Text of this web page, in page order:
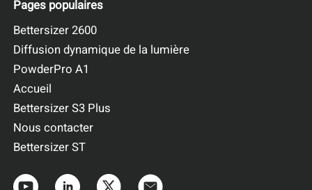
Pages populaires
Bettersizer 2600
Diffusion dynamique de la lumière
PowderPro A1
Accueil
Bettersizer S3 Plus
Nous contacter
Bettersizer ST